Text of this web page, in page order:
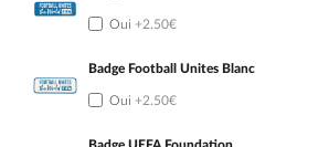
Oui +2.50€
Badge Football Unites Blanc
Oui +2.50€